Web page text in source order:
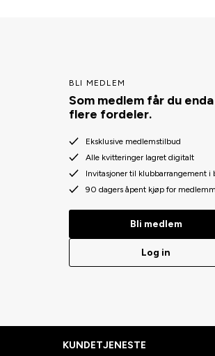
BLI MEDLEM
Som medlem får du enda
flere fordeler.
Eksklusive medlemstilbud
Alle kvitteringer lagret digitalt
Invitasjoner til klubbarrangement i
90 dagers åpent kjøp for
Bli medlem
Log in
KUNDETJENESTE